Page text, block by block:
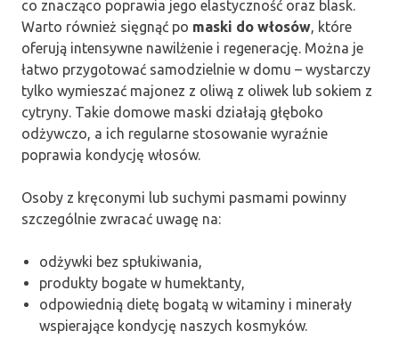
co znacząco poprawia jego elastyczność oraz blask.
Warto również sięgnąć po maski do włosów, które
oferują intensywne nawilżenie i regenerację. Można je
łatwo przygotować samodzielnie w domu – wystarczy
tylko wymieszać majonez z oliwą z oliwek lub sokiem z
cytryny. Takie domowe maski działają głęboko
odżywczo, a ich regularne stosowanie wyraźnie
poprawia kondycję włosów.
Osoby z kręconymi lub suchymi pasmami powinny
szczególnie zwracać uwagę na:
odżywki bez spłukiwania,
produkty bogate w humektanty,
odpowiednią dietę bogatą w witaminy i minerały
wspierające kondycję naszych kosmyków.